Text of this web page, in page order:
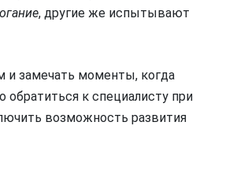
, другие же испытывают
и замечать моменты, когда
к специалисту при
возможность развития